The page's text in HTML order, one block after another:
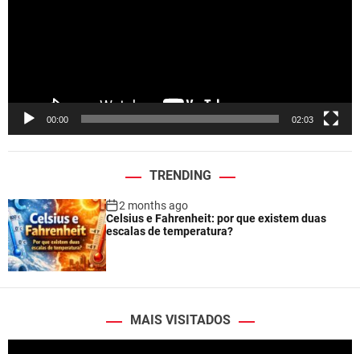
00:00 02:03
TRENDING
2 months ago
Celsius e Fahrenheit: por que existem duas
escalas de temperatura?
MAIS VISITADOS